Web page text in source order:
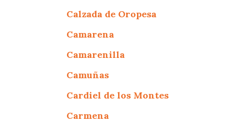
Calzada de Oropesa
Camarena
Camarenilla
Camuñas
Cardiel de los Montes
Carmena